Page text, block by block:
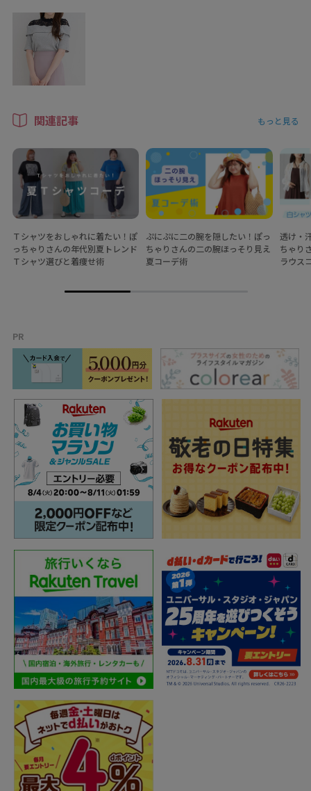
関連記事 もっと見る
Ｔシャツをおしゃれに着たい！ぽ
っちゃりさんの年代別夏トレンド
Ｔシャツ選びと着痩せ術
ぷにぷに二の腕を隠したい！ぽっ
ちゃりさんの二の腕ほっそり見え
夏コーデ術
透け・
ちゃり
ラウス
PR